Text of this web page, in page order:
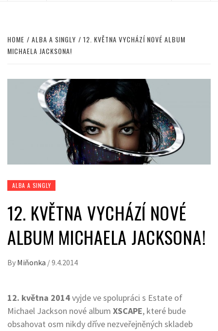
HOME ALBA A SINGLY
12. KVĚTNA VYCHÁZÍ NOVÉ ALBUM
MICHAELA JACKSONA!
ALBA A SINGLY
12. KVĚTNA VYCHÁZÍ NOVÉ
ALBUM MICHAELA JACKSONA!
By Miňonka /9.4.2014
12. května 2014vyjde ve spolupráci s Estate of
Michael Jackson nové album XSCAPE, které bude
obsahovat osm nikdy dříve nezveřejněných skladeb